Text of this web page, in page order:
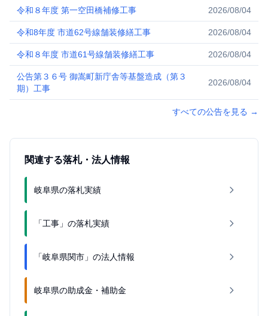
令和８年度 第一空田橋補修工事 2026/08/04
令和8年度 市道62号線舗装修繕工事 2026/08/04
令和８年度 市道61号線舗装修繕工事 2026/08/04
公告第３６号 御嵩町新庁舎等基盤造成（第３
期）工事
2026/08/04
すべての公告を見る →
関連する落札・法人情報
岐阜県の落札実績
「工事」の落札実績
「岐阜県関市」の法人情報
岐阜県の助成金・補助金